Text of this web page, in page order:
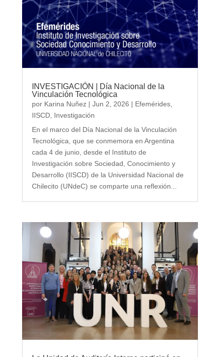
INVESTIGACIÓN | Día Nacional de la
Vinculación Tecnológica
por Karina Nuñez| Jun 2, 2026 | Efemérides,
IISCD, Investigación
En el marco del Día Nacional de la Vinculación
Tecnológica, que se conmemora en Argentina
cada 4 de junio, desde el Instituto de
Investigación sobre Sociedad, Conocimiento y
Desarrollo (IISCD) de la Universidad Nacional de
Chilecito (UNdeC) se comparte una reflexión...